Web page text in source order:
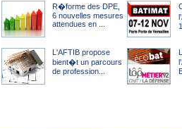
R�forme des DPE,
6 nouvelles mesures
attendues en ...
L'AFTIB propose
bient�t un parcours
de profession...